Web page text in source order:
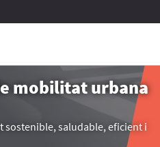
mobilitat urbana
sostenible, saludable, eficient i